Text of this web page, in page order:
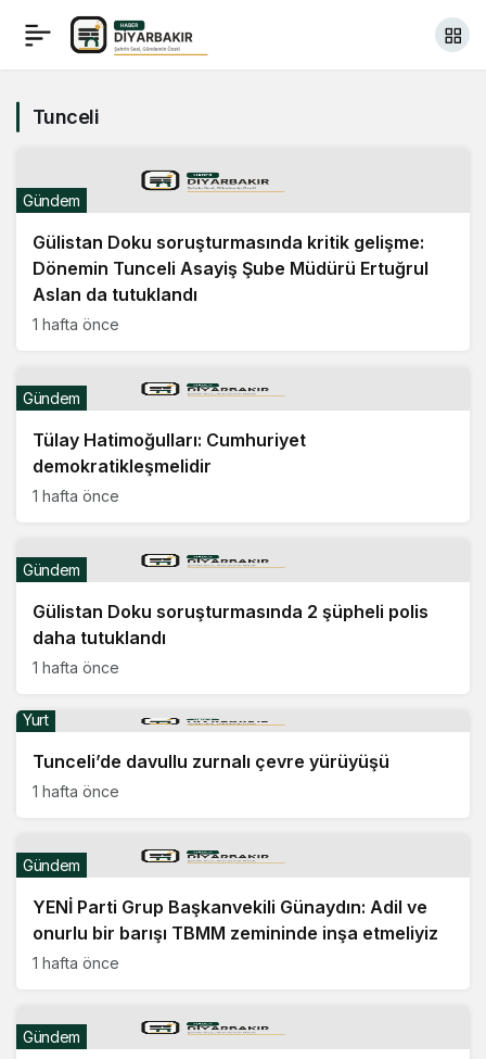
Tunceli
Gülistan Doku soruşturmasında kritik gelişme:
Dönemin Tunceli Asayiş Şube Müdürü Ertuğrul
Aslan da tutuklandı
Gündem
1 hafta önce
Tülay Hatimoğulları: Cumhuriyet
demokratikleşmelidir
Gündem
1 hafta önce
Gülistan Doku soruşturmasında 2 şüpheli polis
daha tutuklandı
Gündem
1 hafta önce
Tunceli’de davullu zurnalı çevre yürüyüşü
Yurt
1 hafta önce
YENİ Parti Grup Başkanvekili Günaydın: Adil ve
onurlu bir barışı TBMM zemininde inşa etmeliyiz
Gündem
1 hafta önce
Gündem